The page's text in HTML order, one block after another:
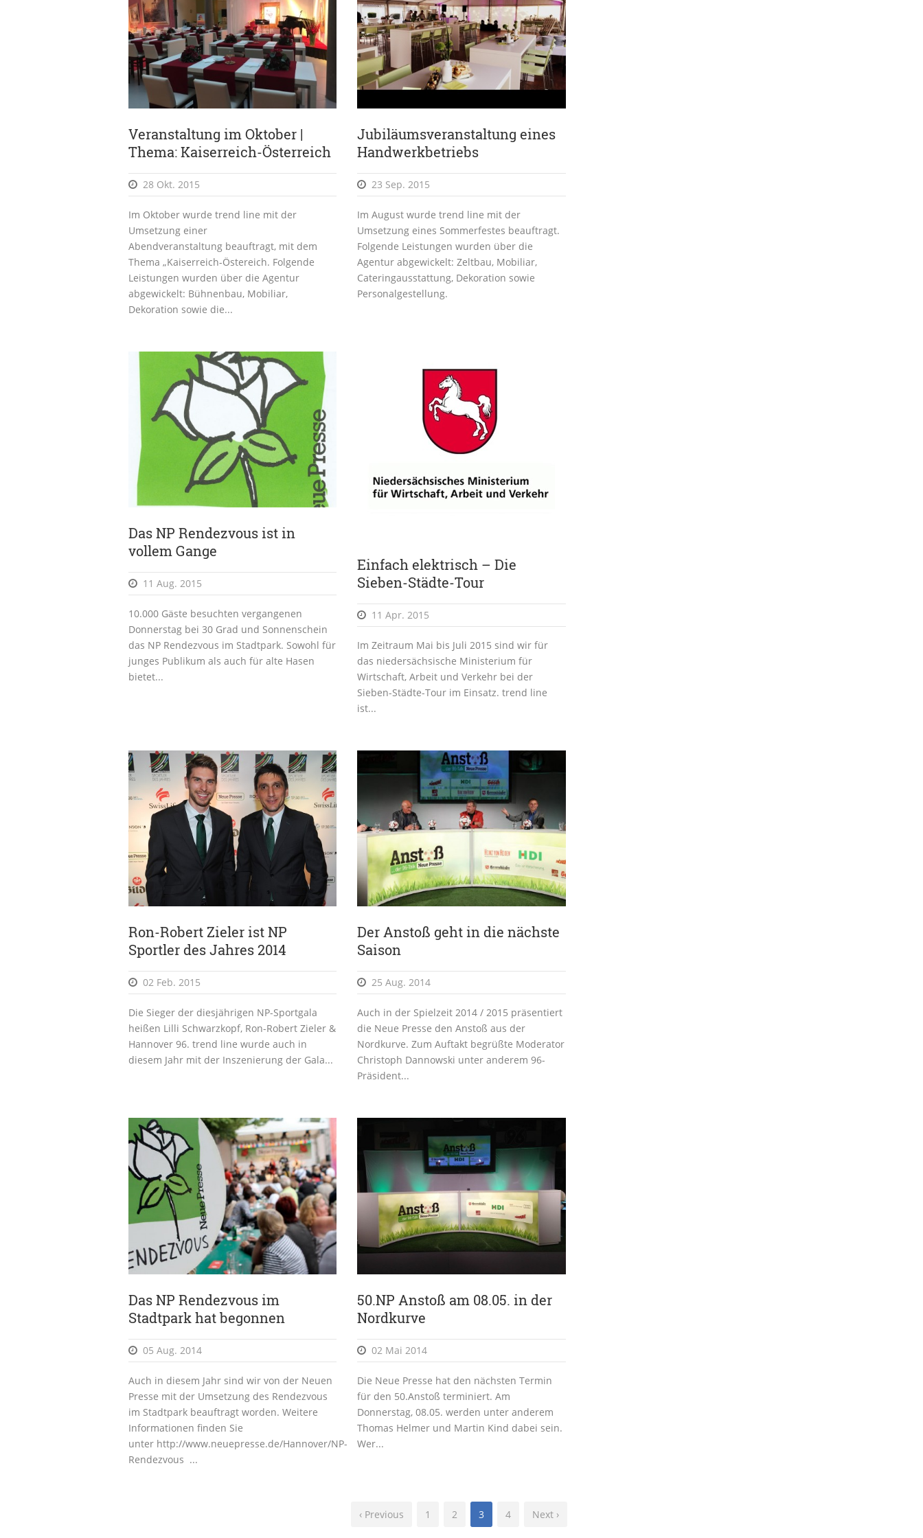
Veranstaltung im Oktober |
Thema: Kaiserreich-Österreich
28 Okt. 2015
Im Oktober wurde trend line mit der
Umsetzung einer
Abendveranstaltung beauftragt, mit dem
Thema „Kaiserreich-Östereich. Folgende
Leistungen wurden über die Agentur
abgewickelt: Bühnenbau, Mobiliar,
Dekoration sowie die...
Jubiläumsveranstaltung eines
Handwerkbetriebs
23 Sep. 2015
Im August wurde trend line mit der
Umsetzung eines Sommerfestes beauftragt.
Folgende Leistungen wurden über die
Agentur abgewickelt: Zeltbau, Mobiliar,
Cateringausstattung, Dekoration sowie
Personalgestellung.
Das NP Rendezvous ist in
vollem Gange
11 Aug. 2015
10.000 Gäste besuchten vergangenen
Donnerstag bei 30 Grad und Sonnenschein
das NP Rendezvous im Stadtpark. Sowohl für
junges Publikum als auch für alte Hasen
bietet...
Einfach elektrisch – Die
Sieben-Städte-Tour
11 Apr. 2015
Im Zeitraum Mai bis Juli 2015 sind wir für
das niedersächsische Ministerium für
Wirtschaft, Arbeit und Verkehr bei der
Sieben-Städte-Tour im Einsatz. trend line
ist...
Ron-Robert Zieler ist NP
Sportler des Jahres 2014
02 Feb. 2015
Die Sieger der diesjährigen NP-Sportgala
heißen Lilli Schwarzkopf, Ron-Robert Zieler &
Hannover 96. trend line wurde auch in
diesem Jahr mit der Inszenierung der Gala...
Der Anstoß geht in die nächste
Saison
25 Aug. 2014
Auch in der Spielzeit 2014 / 2015 präsentiert
die Neue Presse den Anstoß aus der
Nordkurve. Zum Auftakt begrüßte Moderator
Christoph Dannowski unter anderem 96-
Präsident...
Das NP Rendezvous im
Stadtpark hat begonnen
05 Aug. 2014
Auch in diesem Jahr sind wir von der Neuen
Presse mit der Umsetzung des Rendezvous
im Stadtpark beauftragt worden. Weitere
Informationen finden Sie
unter http://www.neuepresse.de/Hannover/NP-
Rendezvous ...
50.NP Anstoß am 08.05. in der
Nordkurve
02 Mai 2014
Die Neue Presse hat den nächsten Termin
für den 50.Anstoß terminiert. Am
Donnerstag, 08.05. werden unter anderem
Thomas Helmer und Martin Kind dabei sein.
Wer...
‹ Previous 1 2 3 4 Next ›